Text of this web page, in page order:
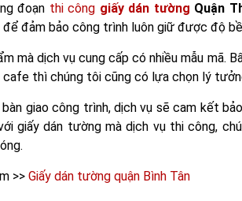
đoạn thi công giấy dán tường Quận
để đảm bảo công trình luôn giữ được độ
mà dịch vụ cung cấp có nhiều mẫu mã.
cafe thì chúng tôi cũng có lựa chọn lý
bàn giao công trình, dịch vụ sẽ cam kết
giấy dán tường mà dịch vụ thi công,
>> Giấy dán tường quận Bình Tân